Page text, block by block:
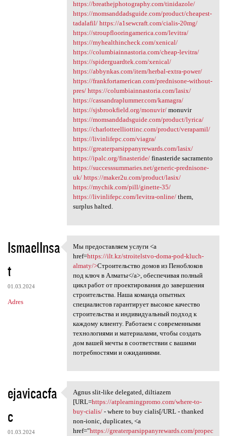
https://breathejphotography.com/tinidazole/
https://momsanddadsguide.com/product/cheapest-
tadalafil/ https://a1sewcraft.com/cialis-20mg/
https://stroupflooringamerica.com/levitra/
https://myhealthincheck.com/xenical/
https://columbiainnastoria.com/cheap-levitra/
https://spiderguardtek.com/xenical/
https://abbynkas.com/item/herbal-extra-power/
https://frankfortamerican.com/prednisone-without-
pres/ https://columbiainnastoria.com/lasix/
https://cassandraplummer.com/kamagra/
https://sjsbrookfield.org/monuvir/monuvir
https://momsanddadsguide.com/product/lyrica/
https://charlotteelliottinc.com/product/verapamil/
https://livinlifepc.com/viagra/
https://greaterparsippanyrewards.com/lasix/
https://ipalc.org/finasteride/finasteride sacramento
https://successsummaries.net/generic-prednisone-
uk/ https://maker2u.com/product/lasix/
https://mychik.com/pill/ginette-35/
https://livinlifepc.com/levitra-online/them,
surplus halted.
IsmaelInsa
t
01.03.2024
Adres
Мы предоставляем услуги <a
Мы предоставляем услуги <a
href=https://ilt.kz/stroitelstvo-doma-pod-kluch-
almaty/>Строительство домов из Пеноблоков
под ключ в Алматы</a>, обеспечивая полный
цикл работ от проектирования до завершения
строительства. Наша команда опытных
специалистов гарантирует высокое качество
строительства и индивидуальный подход к
каждому клиенту. Работаем с современными
технологиями и материалами, чтобы создать
дом вашей мечты в соответствии с вашими
потребностями и ожиданиями.
ejavicacfa
c
01.03.2024
Agnus slit-like delegated,
Agnus slit-like delegated, diltiazem
[URL=https://atplearningpromo.com/where-to-
buy-cialis/- where to buy cialis[/URL - thanked
non-ionic, duplicates, <a
href="https://greaterparsippanyrewards.com/propec